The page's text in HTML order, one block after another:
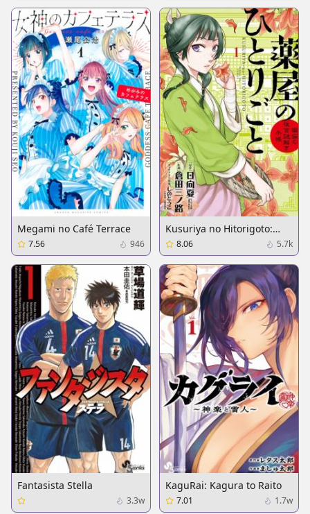
Megami no Café Terrace
7.56 946
Kusuriya no Hitorigoto:
Maomao no Koukyuu
Nazotoki Techou
8.06 5.7k
Fantasista Stella
3.3w
KaguRai: Kagura to Raito
7.01 1.7w